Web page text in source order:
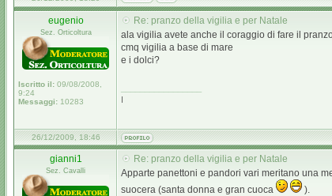
eugenio
Sez. Orticoltura
Iscritto il: 09/08/2008,
9:24
Messaggi: 10283
Re: pranzo della vigilia e per Natale
ala vigilia avete anche il coraggio di fare il
cmq vigilia a base di mare
e i dolci?
I
26/12/2009, 18:46
gianni1
Sez. Cavalli
Re: pranzo della vigilia e per Natale
Apparte panettoni e pandori vari meritano una
suocera (santa donna e gran cuoca
).